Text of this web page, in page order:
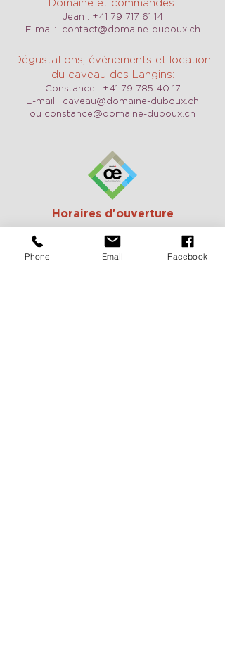
Domaine et commandes:
Jean : +41 79 717 61 14
E-mail:
contact@domaine-duboux.ch
Dégustations, événements et location
du caveau des Langins:
Constance : +41 79 785 40 17
E-mail: caveau@domaine-duboux.ch
ou constance@domaine-duboux.ch
Horaires d'ouverture
compris le week-end sur demande.
N'hésitez pas à nous contacter pour
convenir d'un RDV.
Phone Email Facebook